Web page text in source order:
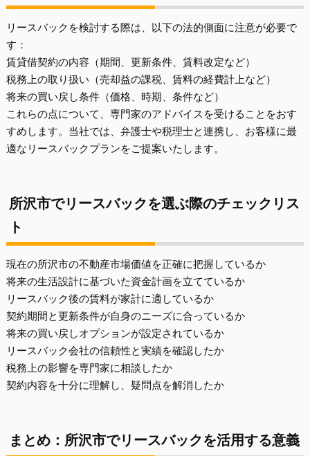
リースバックを検討する際は、以下の法的側面に注意が必要で
す：
賃貸借契約の内容（期間、更新条件、賃料改定など）
税務上の取り扱い（売却益の課税、賃料の経費計上など）
将来の買い戻し条件（価格、時期、条件など）
これらの点について、専門家のアドバイスを受けることをおす
すめします。当社では、弁護士や税理士と連携し、お客様に最
適なリースバックプランをご提案いたします。
所沢市でリースバックを選ぶ際のチェックリス
ト
現在の所沢市の不動産市場価値を正確に把握しているか
将来の生活設計に基づいた資金計画を立てているか
リースバック後の賃料が家計に適しているか
契約期間と更新条件が自身のニーズに合っているか
将来の買い戻しオプションが設定されているか
リースバック会社の信頼性と実績を確認したか
税務上の影響を専門家に相談したか
契約内容を十分に理解し、疑問点を解消したか
まとめ：所沢市でリースバックを活用する意義